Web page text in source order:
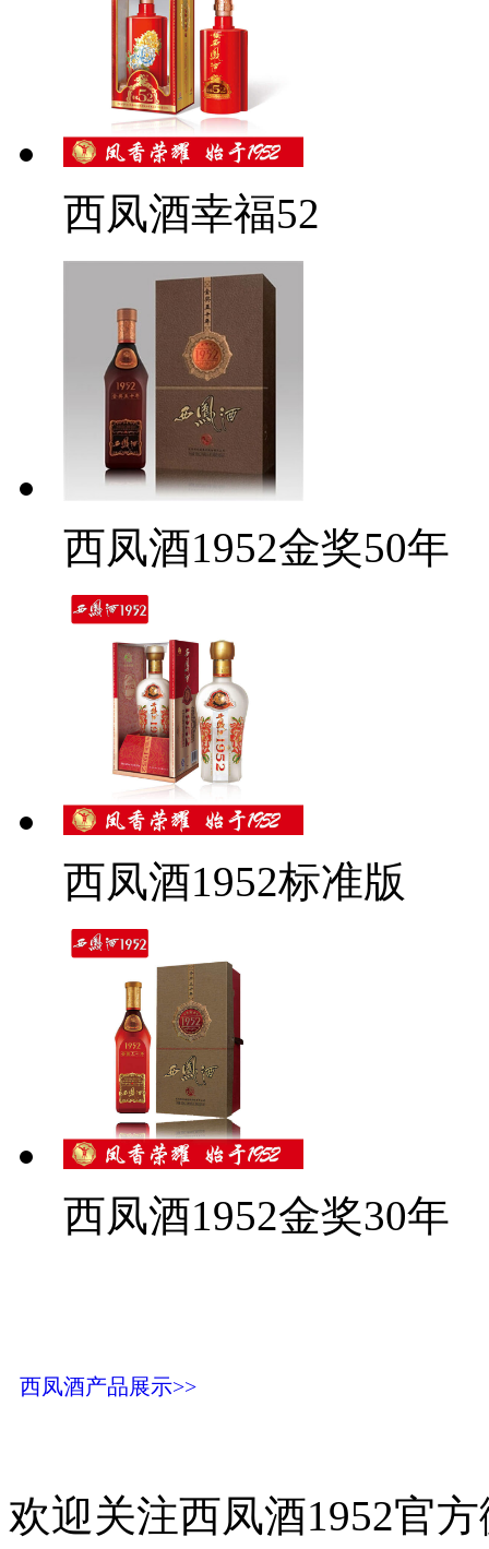
西凤酒幸福52
西凤酒1952金奖50年
西凤酒1952标准版
西凤酒1952金奖30年
西凤酒产品展示>>
欢迎关注西凤酒1952官